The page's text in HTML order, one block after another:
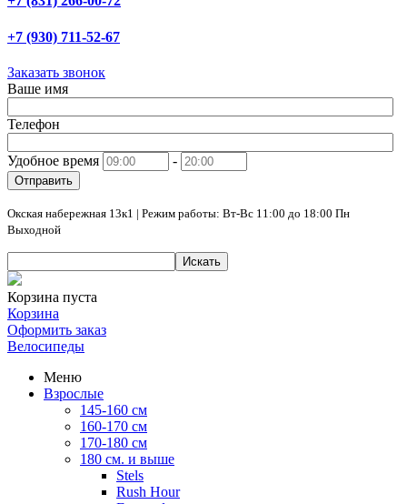
+7 (930) 711-52-67
Заказать звонок
Ваше имя
Телефон
Удобное время -
Отправить
Окская набережная 13к1 | Режим работы: Вт-Вс 11:00 до 18:00 Пн
Выходной
Искать
Корзина пуста
Корзина
Оформить заказ
Велосипеды
Меню
Взрослые
145-160 см
160-170 см
170-180 см
180 см. и выше
Stels
Rush Hour